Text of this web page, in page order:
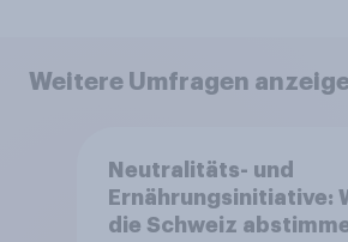
Weitere Umfragen
Neutralitäts- und
Ernährungsinitiative:
die Schweiz